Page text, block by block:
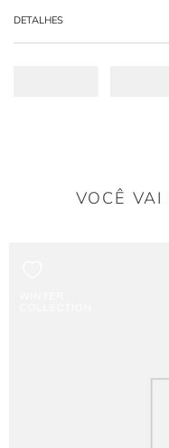
Vestido longo Off White
metálicas e mangas flare com
Por que a cor Off
DETALHES
VOCÊ VAI